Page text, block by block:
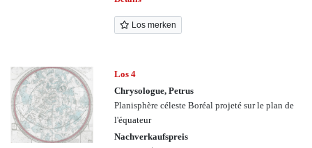
Los merken
Los 4
Chrysologue, Petrus
Planisphère céleste Boréal projeté sur le plan de
l'équateur
Nachverkaufspreis